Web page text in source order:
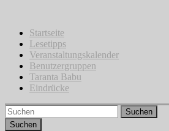
springenStartseite
Lesetipps
Veranstaltungskalender
Benutzergruppen
Taranta Babu
Eindrücke
Suchen